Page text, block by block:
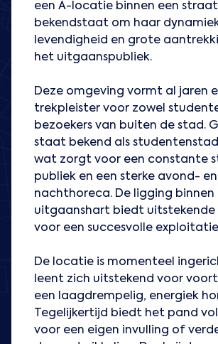
een A-locatie binnen een
bekendstaat om haar
levendigheid en grote
het uitgaanspubliek.
Deze omgeving vormt al jaren
trekpleister voor zowel
bezoekers van buiten de stad.
staat bekend als
wat zorgt voor een constante
publiek en een sterke avond- en
nachthoreca. De ligging
uitgaanshart biedt uitstekende
voor een succesvolle
De locatie is momenteel
leent zich uitstekend voor
een laagdrempelig, energiek
Tegelijkertijd biedt het pand
voor een eigen invulling of